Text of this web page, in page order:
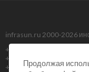
infrasun.ru 2000-2026
+7 (499) 495-40-51,
+7 (499) 288-09-98 ,
+7 (495) 374-51-40
Продолжая